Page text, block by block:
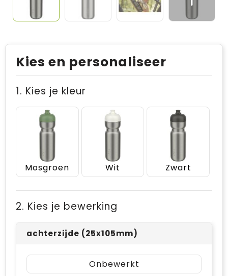
Kies en personaliseer
1. Kies je kleur
Mosgroen Wit Zwart
2. Kies je bewerking
achterzijde (25x105mm)
Onbewerkt